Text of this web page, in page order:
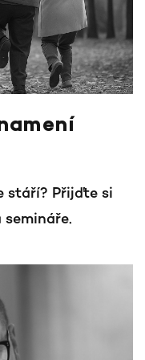
stáří? Přijďte si